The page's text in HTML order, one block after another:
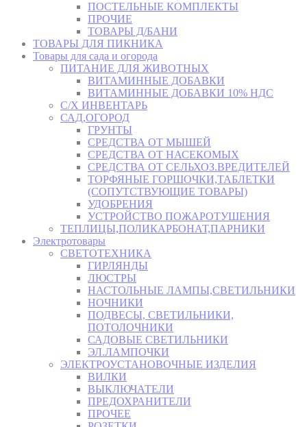
ПОСТЕЛЬНЫЕ КОМПЛЕКТЫ
ПРОЧИЕ
ТОВАРЫ Д/БАНИ
ТОВАРЫ ДЛЯ ПИКНИКА
Товары для сада и огорода
ПИТАНИЕ ДЛЯ ЖИВОТНЫХ
ВИТАМИННЫЕ ДОБАВКИ
ВИТАМИННЫЕ ДОБАВКИ 10% НДС
С/Х ИНВЕНТАРЬ
САД,ОГОРОД
ГРУНТЫ
СРЕДСТВА ОТ МЫШЕЙ
СРЕДСТВА ОТ НАСЕКОМЫХ
СРЕДСТВА ОТ СЕЛЬХОЗ.ВРЕДИТЕЛЕЙ
ТОРФЯНЫЕ ГОРШОЧКИ,ТАБЛЕТКИ
(СОПУТСТВУЮЩИЕ ТОВАРЫ)
УДОБРЕНИЯ
УСТРОЙСТВО ПОЖАРОТУШЕНИЯ
ТЕПЛИЦЫ,ПОЛИКАРБОНАТ,ПАРНИКИ
Электротовары
СВЕТОТЕХНИКА
ГИРЛЯНДЫ
ЛЮСТРЫ
НАСТОЛЬНЫЕ ЛАМПЫ,СВЕТИЛЬНИКИ
НОЧНИКИ
ПОДВЕСЫ, СВЕТИЛЬНИКИ,
ПОТОЛОЧНИКИ
САДОВЫЕ СВЕТИЛЬНИКИ
ЭЛ.ЛАМПОЧКИ
ЭЛЕКТРОУСТАНОВОЧНЫЕ ИЗДЕЛИЯ
ВИЛКИ
ВЫКЛЮЧАТЕЛИ
ПРЕДОХРАНИТЕЛИ
ПРОЧЕЕ